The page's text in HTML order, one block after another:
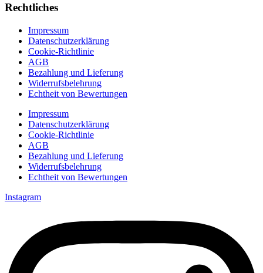
Rechtliches
Impressum
Datenschutzerklärung
Cookie-Richtlinie
AGB
Bezahlung und Lieferung
Widerrufsbelehrung
Echtheit von Bewertungen
Impressum
Datenschutzerklärung
Cookie-Richtlinie
AGB
Bezahlung und Lieferung
Widerrufsbelehrung
Echtheit von Bewertungen
Instagram